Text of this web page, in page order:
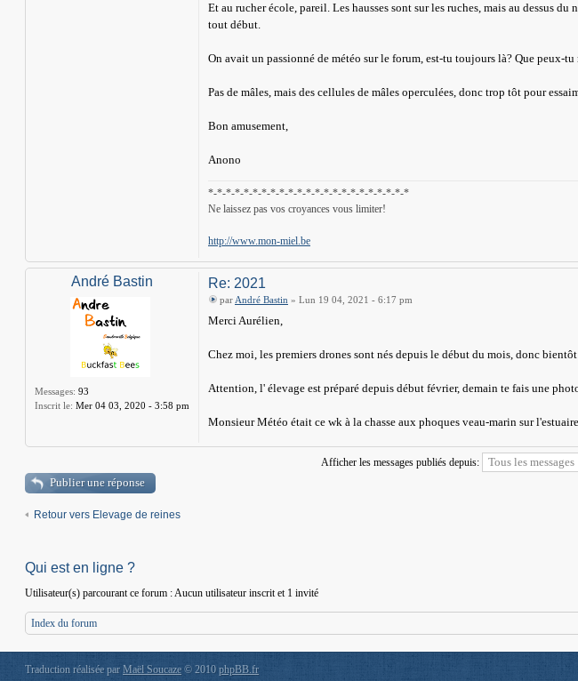
Et au rucher école, pareil. Les hausses sont sur les ruches, mais au dessus
tout début.
On avait un passionné de météo sur le forum, est-tu toujours là? Que peux-
Pas de mâles, mais des cellules de mâles operculées, donc trop tôt pour
Bon amusement,
Anono
*-*-*-*-*-*-*-*-*-*-*-*-*-*-*-*-*-*-*-*-*-*-*
Ne laissez pas vos croyances vous limiter!
http://www.mon-miel.be
André Bastin
Messages: 93
Inscrit le: Mer 04 03, 2020 - 3:58 pm
Re: 2021
par André Bastin » Lun 19 04, 2021 - 6:17 pm
Merci Aurélien,
Chez moi, les premiers drones sont nés depuis le début du mois, donc
Attention, l' élevage est préparé depuis début février, demain te fais une
Monsieur Météo était ce wk à la chasse aux phoques veau-marin sur
Afficher les messages publiés depuis:
Publier une réponse
Retour vers Elevage de reines
Qui est en ligne ?
Utilisateur(s) parcourant ce forum : Aucun utilisateur inscrit et 1 invité
Index du forum
Traduction réalisée parMaël Soucaze© 2010 phpBB.fr